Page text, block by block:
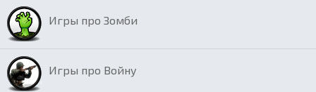
Игры про Зомби
Игры про Войну